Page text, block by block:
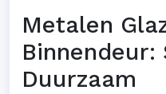
Metalen
Binnendeur:
Duurzaam